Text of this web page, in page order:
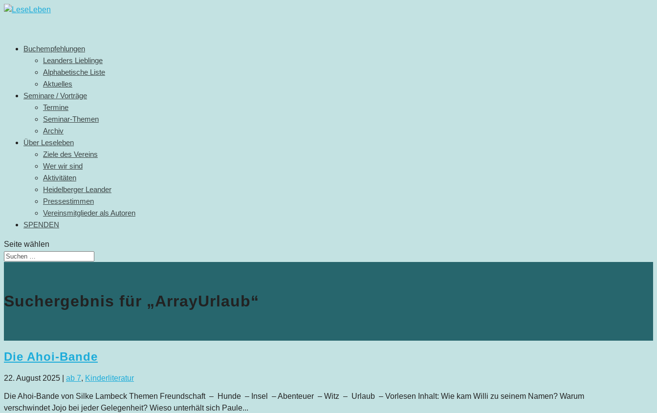
Buchempfehlungen
Leanders Lieblinge
Alphabetische Liste
Aktuelles
Seminare / Vorträge
Termine
Seminar-Themen
Archiv
Über Leseleben
Ziele des Vereins
Wer wir sind
Aktivitäten
Heidelberger Leander
Pressestimmen
Vereinsmitglieder als Autoren
SPENDEN
Seite wählen
Suchergebnis für „ArrayUrlaub“
Die Ahoi-Bande
22. August 2025 ab 7, Kinderliteratur
Die Ahoi-Bande von Silke Lambeck Themen Freundschaft – Hunde – Insel – Abenteuer – Witz – Urlaub – Vorlesen Inhalt: Wie kam Willi zu seinem Namen? Warum
verschwindet Jojo bei jeder Gelegenheit? Wieso unterhält sich Paule...